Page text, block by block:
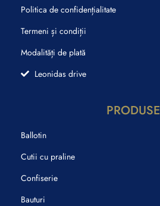
Politica de confidențialitate
Termeni și condiții
Modalități de plată
Leonidas drive
PRODUSE
Ballotin
Cutii cu praline
Confiserie
Bauturi